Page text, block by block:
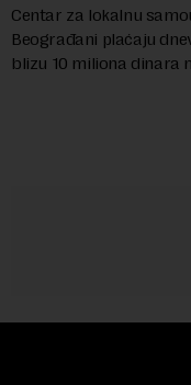
Centar za lokalnu
Beograđani plaćaju
blizu 10 miliona dinara